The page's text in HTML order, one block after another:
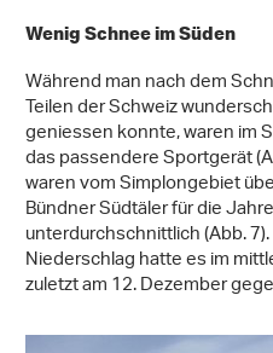
Wenig Schnee im Süden
Während man nach dem
Teilen der Schweiz
geniessen konnte, waren im
das passendere Sportgerät
waren vom Simplongebiet
Bündner Südtäler für die
unterdurchschnittlich (Abb.
Niederschlag hatte es im
zuletzt am 12. Dezember